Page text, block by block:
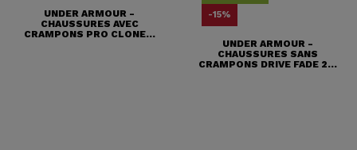
UNDER ARMOUR -
CHAUSSURES AVEC
CRAMPONS PRO CLONE...
-15%
UNDER ARMOUR -
CHAUSSURES SANS
CRAMPONS DRIVE FADE 2...